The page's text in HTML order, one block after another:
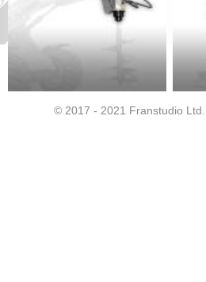
© 2017 - 2021 Franstudio Ltd.